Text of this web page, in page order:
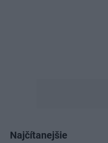
Najčítanejšie